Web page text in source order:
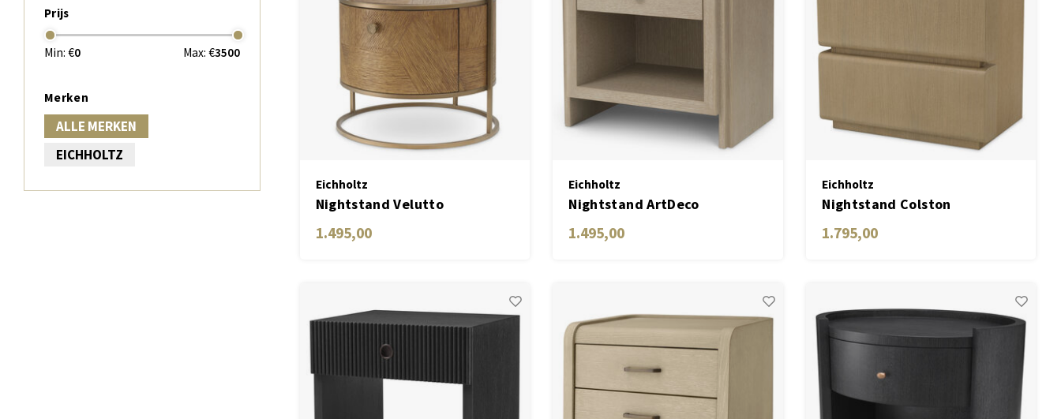
Prijs
Min: €0 Max: €3500
Merken
ALLE MERKEN
EICHHOLTZ
Eichholtz
Nightstand Velutto
1.495,00
Eichholtz
Nightstand ArtDeco
1.495,00
Eichholtz
Nightstand Colston
1.795,00